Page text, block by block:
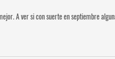
A ver si con suerte en septiembre